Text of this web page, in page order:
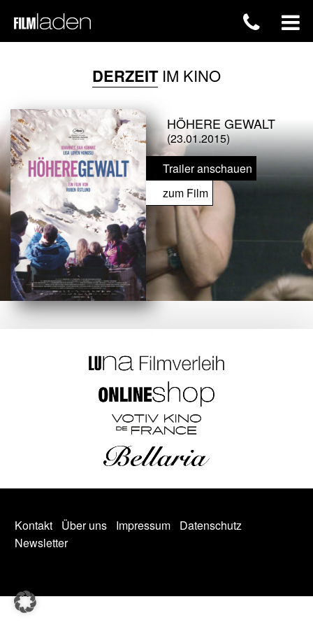
DERZEITIM KINO
HÖHERE GEWALT
(23.01.2015)
Trailer anschauen
zum Film
Kontakt Über uns Impressum
Datenschutz
Newsletter